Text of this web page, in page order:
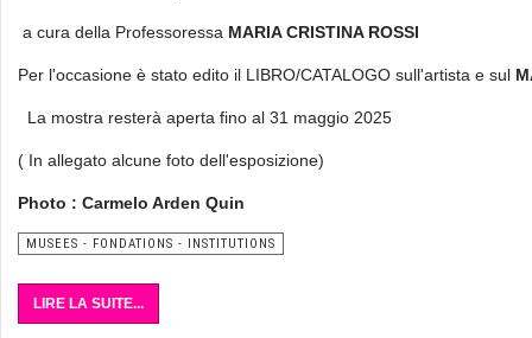
a cura della Professoressa MARIA CRISTINA ROSSI
Per l'occasione è stato edito il LIBRO/CATALOGO sull'artista e sul M
La mostra resterà aperta fino al 31 maggio
( In allegato alcune foto dell'esposizione)
Photo : Carmelo Arden Quin
MUSEES - FONDATIONS - INSTITUTIONS
LIRE LA SUITE...